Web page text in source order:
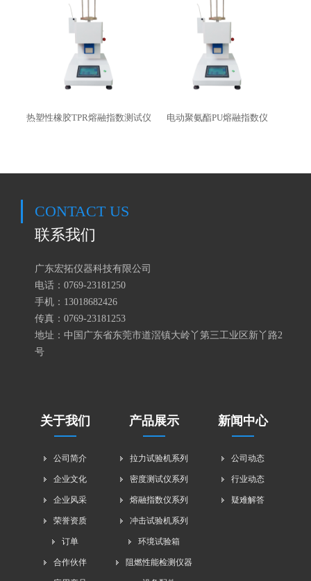
热塑性橡胶TPR熔融指数测试仪 电动聚氨酯PU熔融指数仪
CONTACT US
联系我们
广东宏拓仪器科技有限公司
电话：0769-23181250
手机： 13018682426
传真：0769-23181253
地址：中国广东省东莞市道滘镇大岭丫第三工业区新丫路2
号
关于我们
公司简介
企业文化
企业风采
荣誉资质
订单
合作伙伴
产品展示
拉力试验机系列
密度测试仪系列
熔融指数仪系列
冲击试验机系列
环境试验箱
阻燃性能检测仪器
新闻中心
公司动态
行业动态
疑难解答